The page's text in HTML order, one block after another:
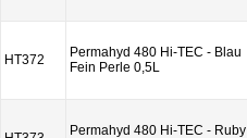
HT372
Permahyd 480 Hi-TEC - Blau
Fein Perle 0,5L
Permahyd 480 Hi-TEC - Ruby